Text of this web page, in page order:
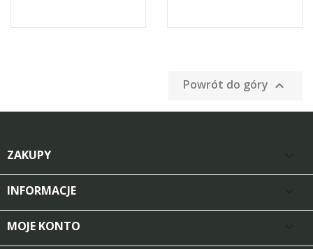
Powrót do góry 
ZAKUPY
INFORMACJE
MOJE KONTO